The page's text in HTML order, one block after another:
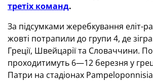
третіх команд.
За підсумками жеребкування еліт-
жовті потрапили до групи 4, де
Греції, Швейцарії та Словаччини.
проходитимуть 6—12 березня у
Патри на стадіонах